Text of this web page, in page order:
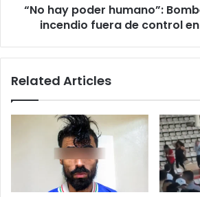
control
“No hay poder humano”:
incendio fuera de control
Related Articles